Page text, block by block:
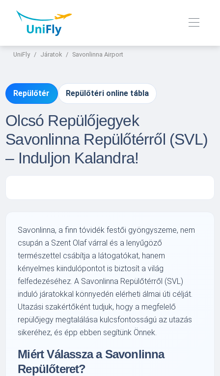
UniFly Járatok Savonlinna Airport
Repülőtér Repülőtéri online tábla
Olcsó Repülőjegyek
Savonlinna Repülőtérről (SVL)
– Induljon Kalandra!
Savonlinna, a finn tóvidék festői gyöngyszeme, nem
csupán a Szent Olaf várral és a lenyűgöző
természettel csábítja a látogatókat, hanem
kényelmes kiindulópontot is biztosít a világ
felfedezéséhez. A Savonlinna Repülőtérről (SVL)
induló járatokkal könnyedén elérheti álmai úti célját.
Utazási szakértőként tudjuk, hogy a megfelelő
repülőjegy megtalálása kulcsfontosságú az utazás
sikeréhez, és épp ebben segítünk Önnek.
Miért Válassza a Savonlinna
Repülőteret?